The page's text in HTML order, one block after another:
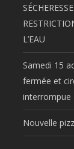
L’EAU
Samedi 15
fermée et
interrompue
Nouvelle